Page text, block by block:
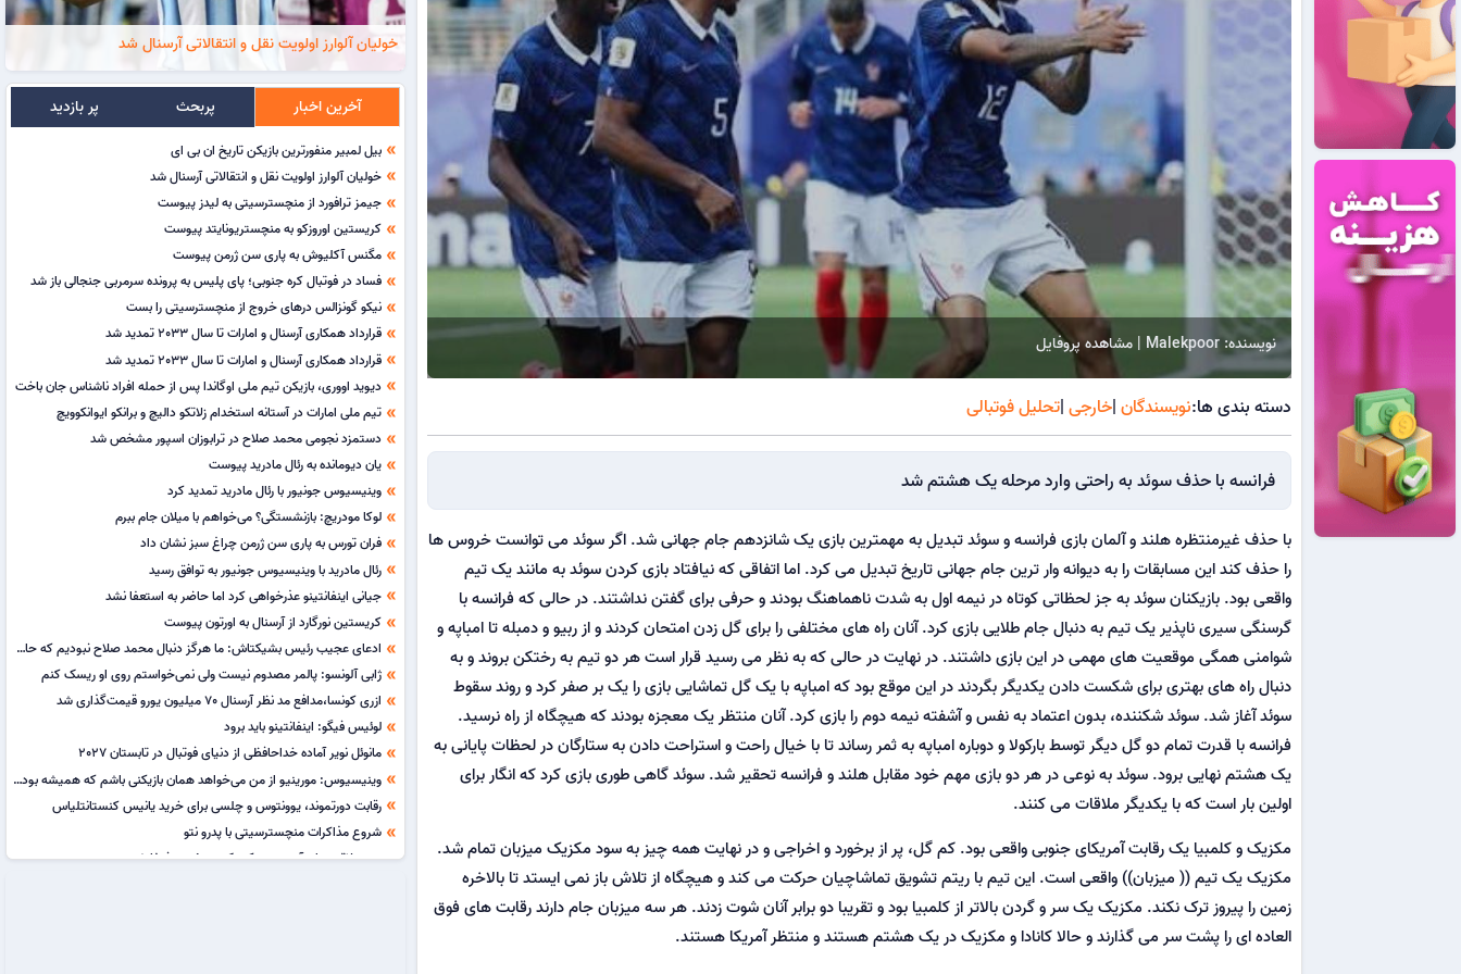
نویسنده: Malekpoor | مشاهده پروفایل
دسته بندی ها:نویسندگان|خارجی|تحلیل فوتبالی
فرانسه با حذف سوئد به راحتی وارد مرحله یک هشتم شد
با حذف غیرمنتظره هلند و آلمان بازی فرانسه و سوئد تبدیل به مهمترین بازی یک شانزدهم جام جهانی شد. اگر سوئد می توانست خروس ها
را حذف کند این مسابقات را به دیوانه وار ترین جام جهانی تاریخ تبدیل می کرد. اما اتفاقی که نیافتاد بازی کردن سوئد به مانند یک تیم
واقعی بود. بازیکنان سوئد به جز لحظاتی کوتاه در نیمه اول به شدت ناهماهنگ بودند و حرفی برای گفتن نداشتند. در حالی که فرانسه با
گرسنگی سیری ناپذیر یک تیم به دنبال جام طلایی بازی کرد. آنان راه های مختلفی را برای گل زدن امتحان کردند و از ربیو و دمبله تا امباپه و
شوامنی همگی موقعیت های مهمی در این بازی داشتند. در نهایت در حالی که به نظر می رسید قرار است هر دو تیم به رختکن بروند و به
دنبال راه های بهتری برای شکست دادن یکدیگر بگردند در این موقع بود که امباپه با یک گل تماشایی بازی را یک بر صفر کرد و روند سقوط
سوئد آغاز شد. سوئد شکننده، بدون اعتماد به نفس و آشفته نیمه دوم را بازی کرد. آنان منتظر یک معجزه بودند که هیچگاه از راه نرسید.
فرانسه با قدرت تمام دو گل دیگر توسط بارکولا و دوباره امباپه به ثمر رساند تا با خیال راحت و استراحت دادن به ستارگان در لحظات پایانی به
یک هشتم نهایی برود. سوئد به نوعی در هر دو بازی مهم خود مقابل هلند و فرانسه تحقیر شد. سوئد گاهی طوری بازی کرد که انگار برای
اولین بار است که با یکدیگر ملاقات می کنند.
مکزیک و کلمبیا یک رقابت آمریکای جنوبی واقعی بود. کم گل، پر از برخورد و اخراجی و در نهایت همه چیز به سود مکزیک میزبان تمام شد.
مکزیک یک تیم (( میزبان)) واقعی است. این تیم با ریتم تشویق تماشاچیان حرکت می کند و هیچگاه از تلاش باز نمی ایستد تا بالاخره
زمین را پیروز ترک نکند. مکزیک یک سر و گردن بالاتر از کلمبیا بود و تقریبا دو برابر آنان شوت زدند. هر سه میزبان جام دارند رقابت های فوق
العاده ای را پشت سر می گذارند و حالا کانادا و مکزیک در یک هشتم هستند و منتظر آمریکا هستند.
خولیان آلوارز اولویت نقل و انتقالاتی آرسنال شد
آخرین اخبار پربحث پر بازدید
double_arrow بیل لمبیر منفورترین بازیکن تاریخ ان بی ای
double_arrow خولیان آلوارز اولویت نقل و انتقالاتی آرسنال شد
double_arrow جیمز ترافورد از منچسترسیتی به لیدز پیوست
double_arrow کریستین اوروزکو به منچستریونایتد پیوست
double_arrow مگنس آکلیوش به پاری سن ژرمن پیوست
double_arrow فساد در فوتبال کره جنوبی؛ پای پلیس به پرونده سرمربی جنجالی باز شد
double_arrow نیکو گونزالس درهای خروج از منچسترسیتی را بست
double_arrow قرارداد همکاری آرسنال و امارات تا سال 2033 تمدید شد
double_arrow قرارداد همکاری آرسنال و امارات تا سال 2033 تمدید شد
double_arrow دیوید اووری، بازیکن تیم ملی اوگاندا پس از حمله افراد ناشناس جان باخت
double_arrow تیم ملی امارات در آستانه استخدام زلاتکو دالیچ و برانکو ایوانکوویچ
double_arrow دستمزد نجومی محمد صلاح در ترابوزان اسپور مشخص شد
double_arrow یان دیومانده به رئال مادرید پیوست
double_arrow وینیسیوس جونیور با رئال مادرید تمدید کرد
double_arrow لوکا مودریچ: بازنشستگی؟ می‌خواهم با میلان جام ببرم
double_arrow فران تورس به پاری سن ژرمن چراغ سبز نشان داد
double_arrow رئال مادرید با وینیسیوس جونیور به توافق رسید
double_arrow جیانی اینفانتینو عذرخواهی کرد اما حاضر به استعفا نشد
double_arrow کریستین نورگارد از آرسنال به اورتون پیوست
double_arrow ادعای عجیب رئیس بشیکتاش: ما هرگز دنبال محمد صلاح نبودیم که حالا او را از دست داده باشیم!
double_arrow ژابی آلونسو: پالمر مصدوم نیست ولی نمی‌خواستم روی او ریسک کنم
double_arrow ازری کونسا،مدافع مد نظر آرسنال 70 میلیون یورو قیمت‌گذاری شد
double_arrow لوئیس فیگو: اینفانتینو باید برود
double_arrow مانوئل نویر آماده خداحافظی از دنیای فوتبال در تابستان 2027
double_arrow وینیسیوس: مورینیو از من می‌خواهد همان بازیکنی باشم که همیشه بوده‌ام
double_arrow رقابت دورتموند، یوونتوس و چلسی برای خرید یانیس کنستانتلیاس
double_arrow شروع مذاکرات منچسترسیتی با پدرو نتو
double_arrow سپ بلاتر: زمان آن رسیده که یک زن رئیس فیفا شود